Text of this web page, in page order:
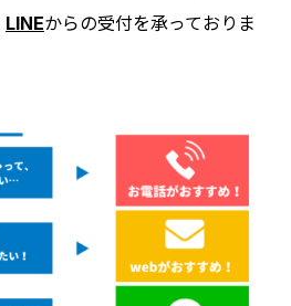
LINEからの受付を承っておりま